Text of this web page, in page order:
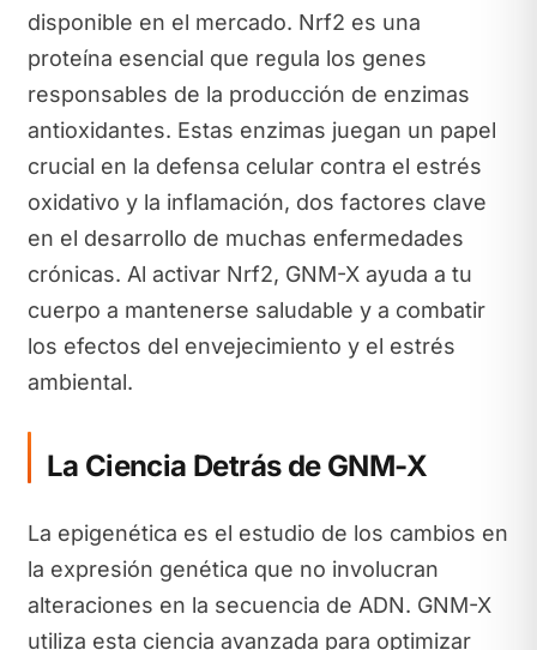
disponible en el mercado. Nrf2 es una
proteína esencial que regula los genes
responsables de la producción de enzimas
antioxidantes. Estas enzimas juegan un papel
crucial en la defensa celular contra el estrés
oxidativo y la inflamación, dos factores clave
en el desarrollo de muchas enfermedades
crónicas. Al activar Nrf2, GNM-X ayuda a tu
cuerpo a mantenerse saludable y a combatir
los efectos del envejecimiento y el estrés
ambiental.
La Ciencia Detrás de GNM-X
La epigenética es el estudio de los cambios en
la expresión genética que no involucran
alteraciones en la secuencia de ADN. GNM-X
utiliza esta ciencia avanzada para optimizar